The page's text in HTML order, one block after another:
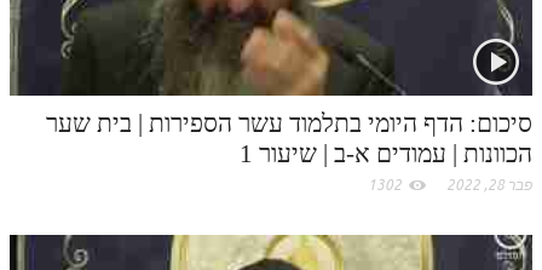
סיכום: הדף היומי בתלמוד עשר הספירות | בית שער
הכוונות | עמודים א-ב | שיעור 1
פבר 28, 2022 1302